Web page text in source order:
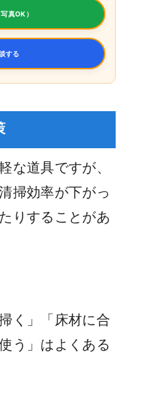
真OK）
する
な道具ですが、
掃効率が下がっ
りすることがあ
く」「床材に合
う」はよくある